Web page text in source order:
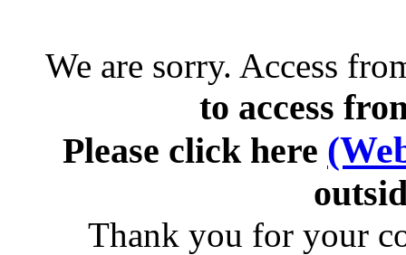
We are sorry. Access
to access
Please click here
Thank you for your